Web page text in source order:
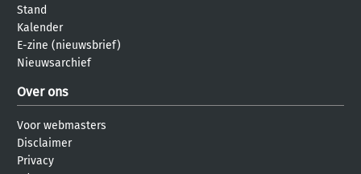
Stand
Kalender
E-zine (nieuwsbrief)
Nieuwsarchief
Over ons
Voor webmasters
Disclaimer
Privacy